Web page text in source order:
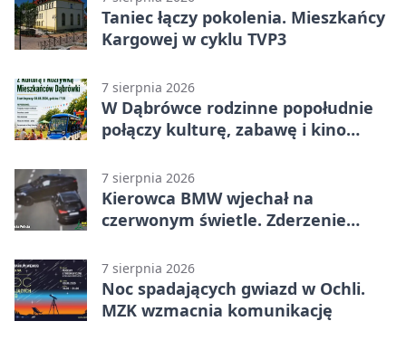
Taniec łączy pokolenia. Mieszkańcy
Kargowej w cyklu TVP3
7 sierpnia 2026
W Dąbrówce rodzinne popołudnie
połączy kulturę, zabawę i kino
7 sierpnia 2026
Kierowca BMW wjechał na
czerwonym świetle. Zderzenie
7 sierpnia 2026
Noc spadających gwiazd w Ochli.
MZK wzmacnia komunikację